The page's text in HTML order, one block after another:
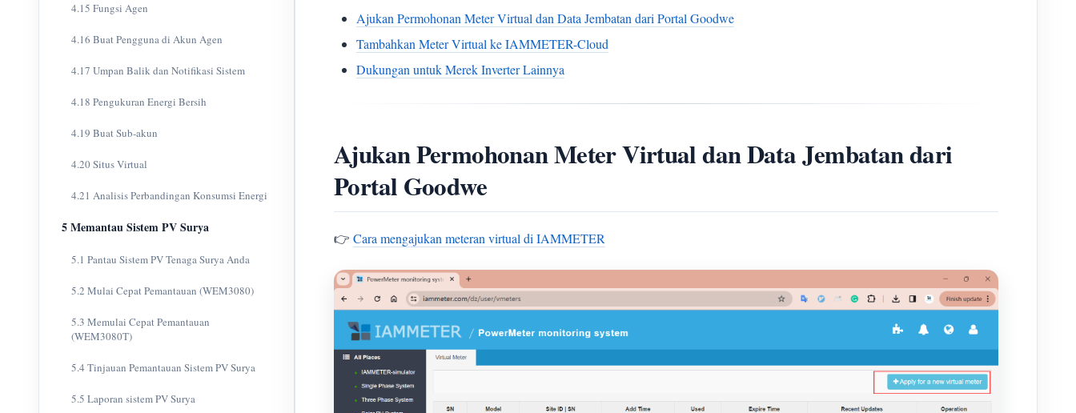
4.15 Fungsi Agen
4.16 Buat Pengguna di Akun Agen
4.17 Umpan Balik dan Notifikasi Sistem
4.18 Pengukuran Energi Bersih
4.19 Buat Sub-akun
4.20 Situs Virtual
4.21 Analisis Perbandingan Konsumsi Energi
5 Memantau Sistem PV Surya
5.1 Pantau Sistem PV Tenaga Surya Anda
5.2 Mulai Cepat Pemantauan (WEM3080)
5.3 Memulai Cepat Pemantauan
(WEM3080T)
5.4 Tinjauan Pemantauan Sistem PV Surya
5.5 Laporan sistem PV Surya
Ajukan Permohonan Meter Virtual dan Data Jembatan dari Portal Goodwe
Tambahkan Meter Virtual ke IAMMETER-Cloud
Dukungan untuk Merek Inverter Lainnya
Ajukan Permohonan Meter Virtual dan Data Jembatan dari
Portal Goodwe
👉 Cara mengajukan meteran virtual di IAMMETER